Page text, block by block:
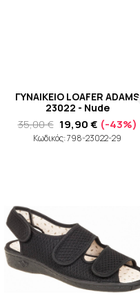
ΓΥΝΑΙΚΕΙΟ LOAFER ADAMS
23022 - Nude
35,00 € 19,90 € (-43%)
Κωδικός: 798-23022-29